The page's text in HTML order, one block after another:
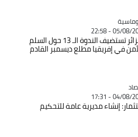
05/08/
الجزائر تستضيف الندوة الـ 13 حول السلم
في إفريقيا مطلع ديسمبر القادم
04/08/
إنشاء مديرية عامة للتحكيم